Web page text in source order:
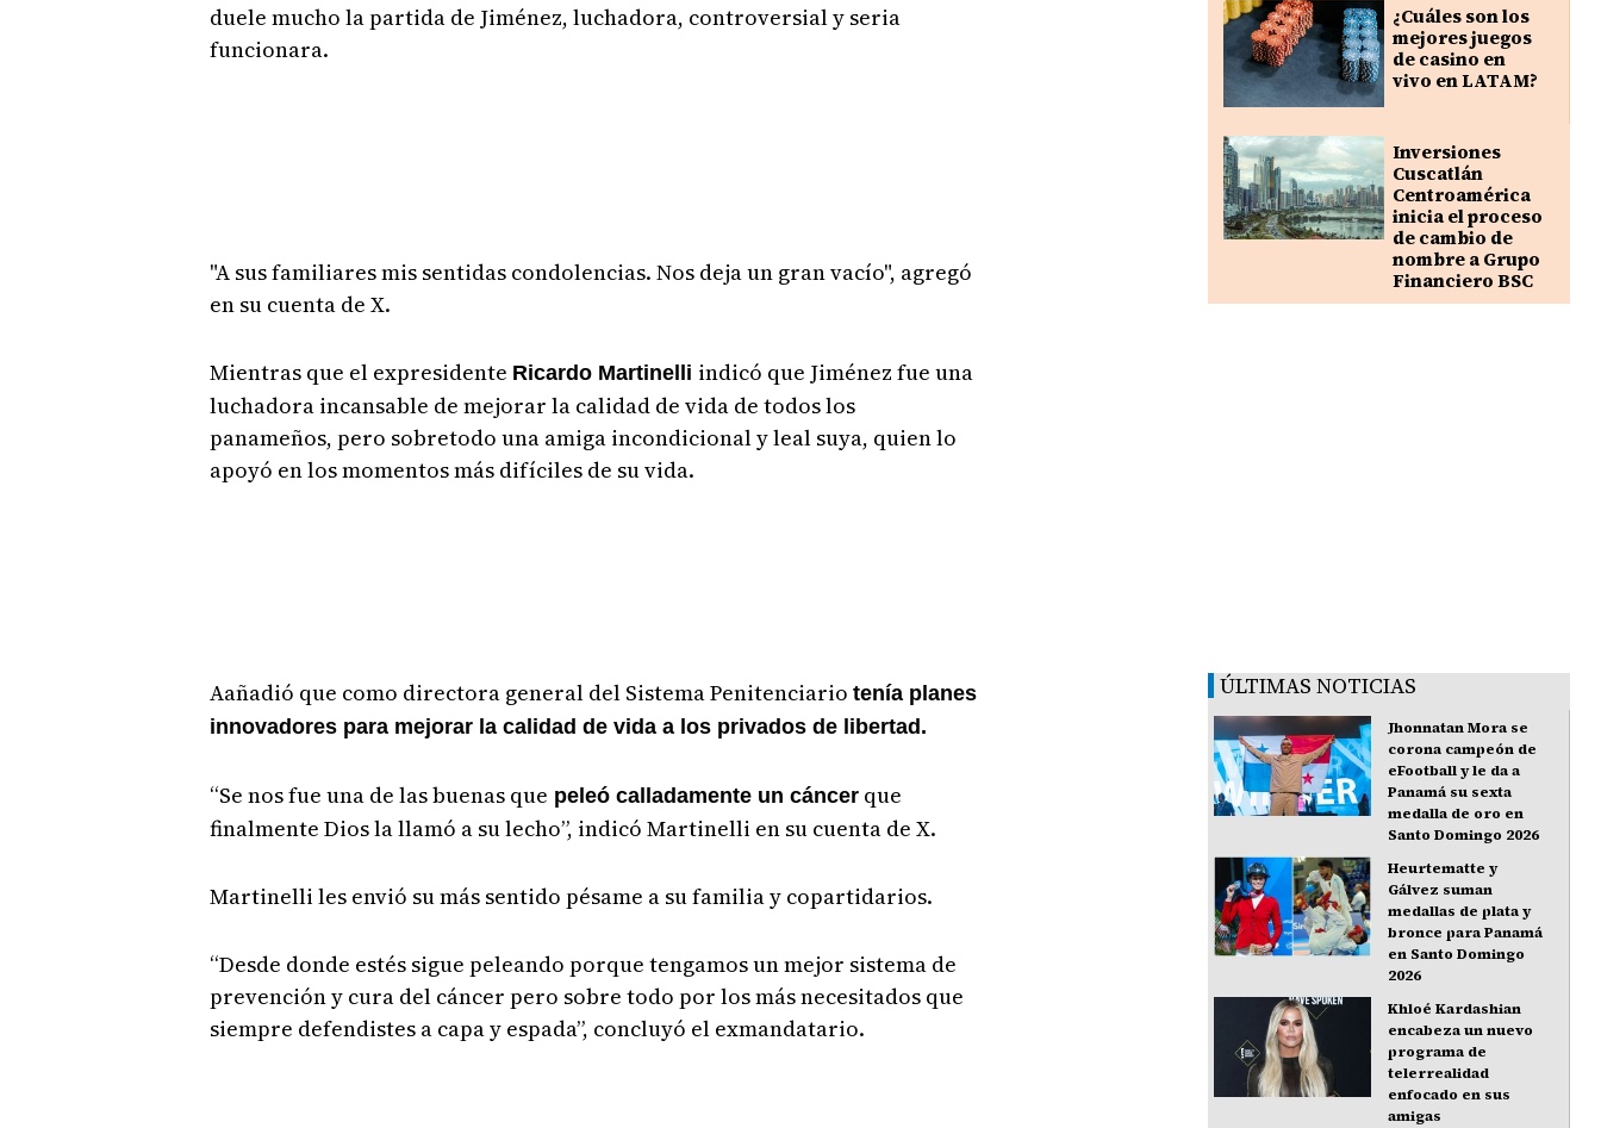
duele mucho la partida de Jiménez, luchadora, controversial y seria
funcionara.
"A sus familiares mis sentidas condolencias. Nos deja un gran vacío", agregó
en su cuenta de X.
Mientras que el expresidente Ricardo Martinelli indicó que Jiménez fue una
luchadora incansable de mejorar la calidad de vida de todos los
panameños, pero sobretodo una amiga incondicional y leal suya, quien lo
apoyó en los momentos más difíciles de su vida.
Aañadió que como directora general del Sistema Penitenciario tenía planes
innovadores para mejorar la calidad de vida a los privados de libertad.
“Se nos fue una de las buenas que peleó calladamente un cáncerque
finalmente Dios la llamó a su lecho”, indicó Martinelli en su cuenta de X.
Martinelli les envió su más sentido pésame a su familia y copartidarios.
“Desde donde estés sigue peleando porque tengamos un mejor sistema de
prevención y cura del cáncer pero sobre todo por los más necesitados que
siempre defendistes a capa y espada”, concluyó el exmandatario.
¿Cuáles son los
mejores juegos
de casino en
vivo en LATAM?
Inversiones
Cuscatlán
Centroamérica
inicia el proceso
de cambio de
nombre a Grupo
Financiero BSC
ÚLTIMAS NOTICIAS
Jhonnatan Mora se
corona campeón de
eFootball y le da a
Panamá su sexta
medalla de oro en
Santo Domingo 2026
Heurtematte y
Gálvez suman
medallas de plata y
bronce para Panamá
en Santo Domingo
2026
Khloé Kardashian
encabeza un nuevo
programa de
telerrealidad
enfocado en sus
amigas